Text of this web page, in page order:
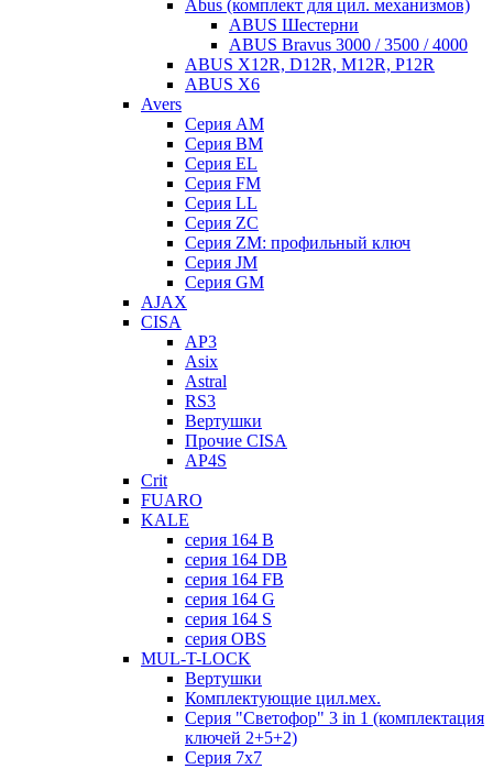
Abus (комплект для цил. механизмов)
ABUS Шестерни
ABUS Bravus 3000 / 3500 / 4000
ABUS X12R, D12R, M12R, P12R
ABUS X6
Avers
Серия AM
Серия BM
Серия EL
Серия FM
Серия LL
Серия ZC
Серия ZM: профильный ключ
Серия JM
Серия GM
AJAX
CISA
AP3
Asix
Astral
RS3
Вертушки
Прочие CISA
AP4S
Crit
FUARO
KALE
серия 164 B
серия 164 DB
серия 164 FB
серия 164 G
серия 164 S
серия OBS
MUL-T-LOCK
Вертушки
Комплектующие цил.мех.
Серия "Светофор" 3 in 1 (комплектация
ключей 2+5+2)
Серия 7х7